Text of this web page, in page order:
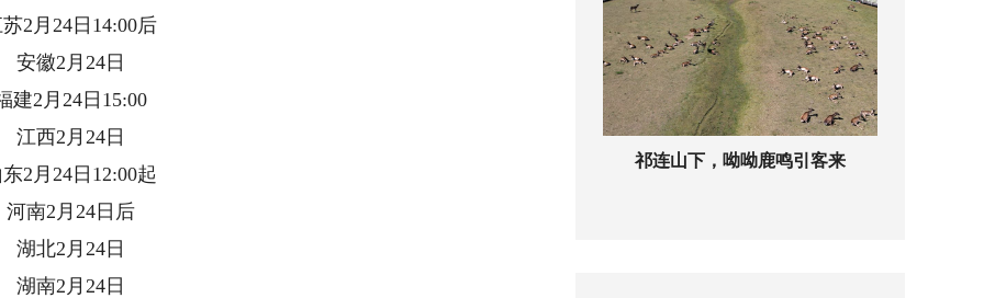
月24日14:00后
徽2月24日
2月24日15:00
西2月24日
月24日12:00起
2月24日后
北2月24日
南2月24日
祁连山下，呦呦鹿鸣引客来